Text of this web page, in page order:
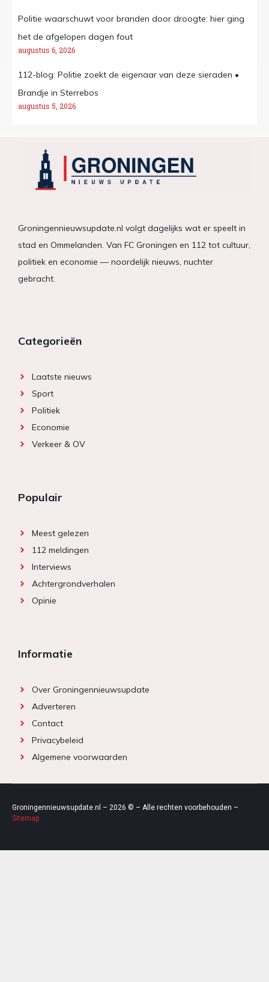
Politie waarschuwt voor branden door droogte: hier ging
het de afgelopen dagen fout
augustus 6, 2026
112-blog: Politie zoekt de eigenaar van deze sieraden •
Brandje in Sterrebos
augustus 5, 2026
Groningennieuwsupdate.nl volgt dagelijks wat er speelt in
stad en Ommelanden. Van FC Groningen en 112 tot cultuur,
politiek en economie — noordelijk nieuws, nuchter
gebracht.
Categorieën
Laatste nieuws
Sport
Politiek
Economie
Verkeer & OV
Populair
Meest gelezen
112 meldingen
Interviews
Achtergrondverhalen
Opinie
Informatie
Over Groningennieuwsupdate
Adverteren
Contact
Privacybeleid
Algemene voorwaarden
Groningennieuwsupdate.nl – 2026 © – Alle rechten voorbehouden –
Sitemap